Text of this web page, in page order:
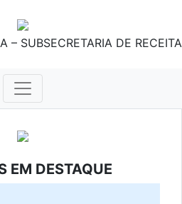
– SUBSECRETARIA DE RECEITA
EM DESTAQUE